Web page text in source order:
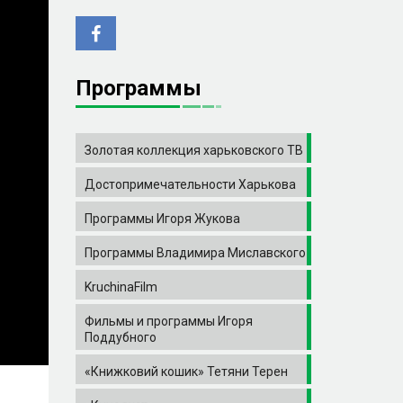
Программы
Золотая коллекция харьковского ТВ
Достопримечательности Харькова
Программы Игоря Жукова
Программы Владимира Миславского
KruchinaFilm
Фильмы и программы Игоря
Поддубного
«Книжковий кошик» Тетяни Терен